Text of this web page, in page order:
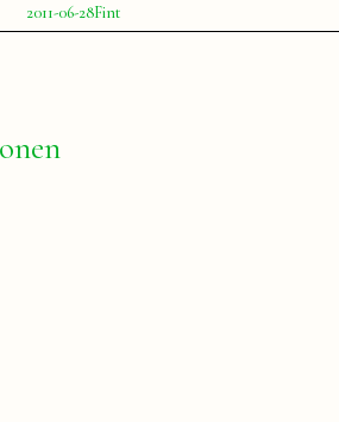
Publicerat
av
Julia
2011-06-28Publicerat
i
Fint